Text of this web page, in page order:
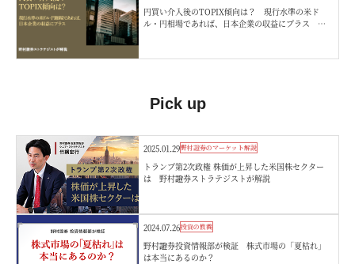
円買い介入後のTOPIX傾向は？ 現行水準の米ド
ル・円相場であれば、日本企業の収益にプラス 野
Pick up
2025.01.29野村證券のマーケット解説
トランプ第2次政権 株価が上昇した米国株セクター
は 野村證券ストラテジストが解説
2024.07.26投資の教養
野村證券投資情報部が検証 株式市場の「夏枯れ」
は本当にあるのか？